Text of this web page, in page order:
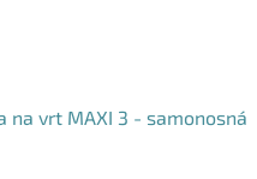
na vrt MAXI 3 - samonosná